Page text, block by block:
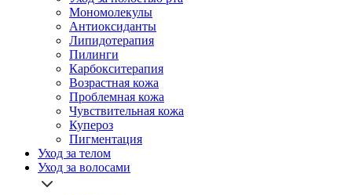
Мономолекулы
Антиоксиданты
Липидотерапия
Пилинги
Карбокситерапия
Возрастная кожа
Проблемная кожа
Чувствительная кожа
Купероз
Пигментация
Уход за телом
Уход за волосами